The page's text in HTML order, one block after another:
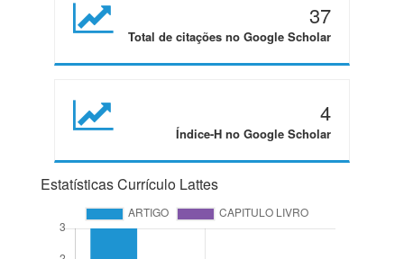
37
Total de citações no Google Scholar
4
Índice-H no Google Scholar
Estatísticas Currículo Lattes